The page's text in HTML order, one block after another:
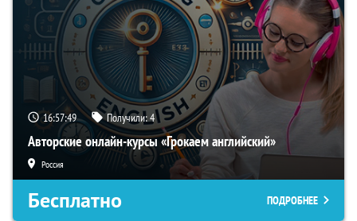
16:57:48 Получили:4
Авторские онлайн-курсы «Грокаем английский»
Россия
Бесплатно ПОДРОБНЕЕ